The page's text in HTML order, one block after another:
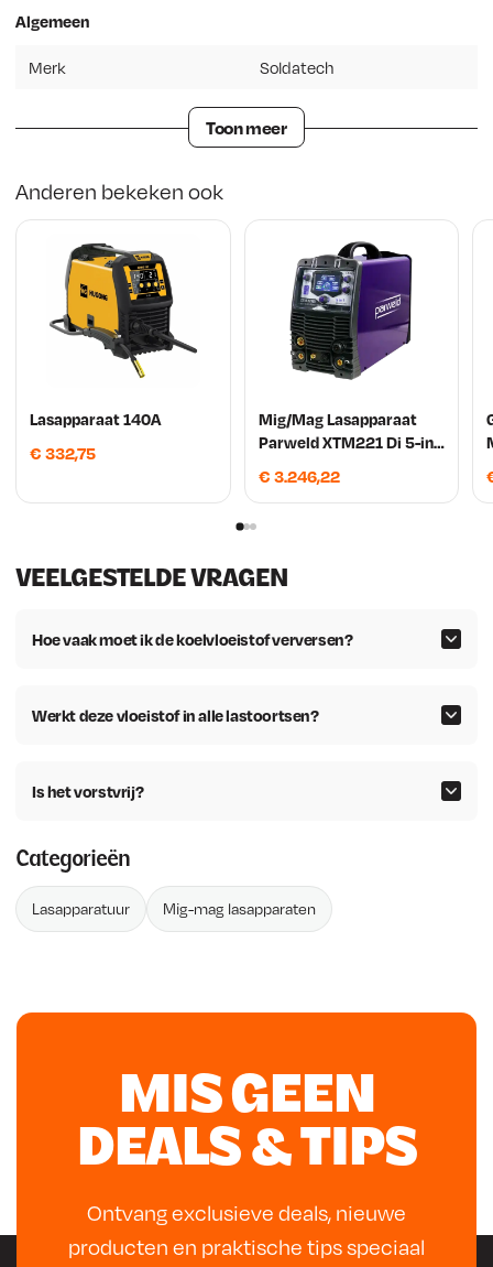
j
w
a
s
:
€
6
5
5
5
9
2
Algemeen
Merk Soldatech
Toon meer
Anderen bekeken ook
Lasapparaat 140A
€ 332,75
Mig/Mag Lasapparaat
Parweld XTM221 Di 5-in-
€ 3.246,22
VEELGESTELDE VRAGEN
Hoe vaak moet ik de koelvloeistof verversen?
Werkt deze vloeistof in alle lastoortsen?
Is het vorstvrij?
Categorieën
Lasapparatuur Mig-mag lasapparaten
MIS GEEN
DEALS & TIPS
Ontvang exclusieve deals, nieuwe
producten en praktische tips speciaal